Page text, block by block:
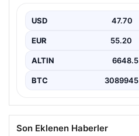
USD 47.70
EUR 55.20
ALTIN 6648.5
BTC 3089945
Son Eklenen Haberler